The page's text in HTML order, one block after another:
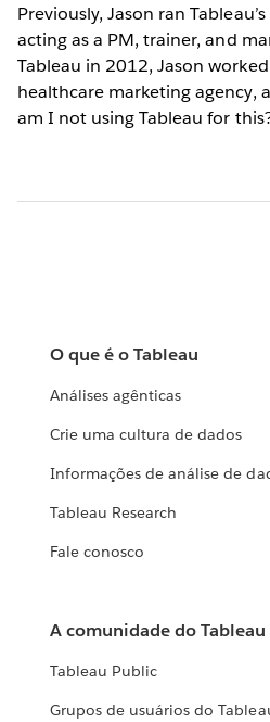
Previously, Jason ran
acting as a PM, trainer, and
Tableau in 2012, Jason
healthcare marketing agency,
am I not using Tableau for
O que é o Tableau
Análises agênticas
Crie uma cultura de dados
Informações de análise de
Tableau Research
Fale conosco
A comunidade do Tableau
Tableau Public
Grupos de usuários do